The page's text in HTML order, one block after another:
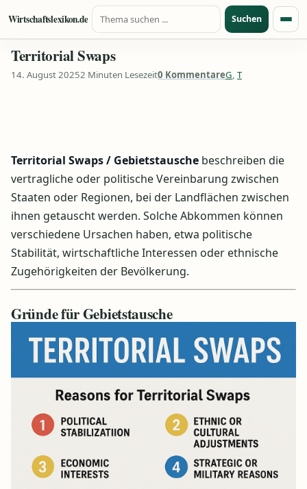
Zum Inhalt springen
Wirtschaftslexikon.de
Suche nach:
Suchen
Territorial Swaps
14. August 20252 Minuten Lesezeit0 KommentareG, T
Territorial Swaps / Gebietstausche beschreiben die
vertragliche oder politische Vereinbarung zwischen
Staaten oder Regionen, bei der Landflächen zwischen
ihnen getauscht werden. Solche Abkommen können
verschiedene Ursachen haben, etwa politische
Stabilität, wirtschaftliche Interessen oder ethnische
Zugehörigkeiten der Bevölkerung.
Gründe für Gebietstausche